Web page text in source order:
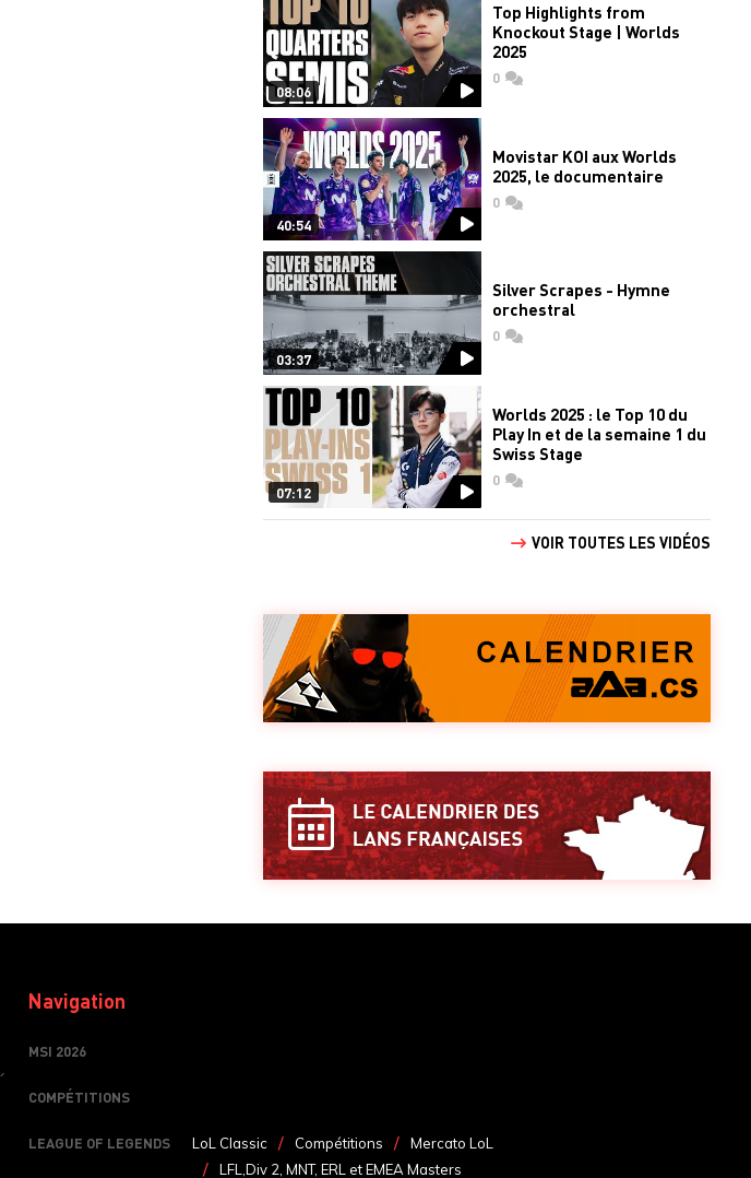
08:06
Top Highlights from
Knockout Stage | Worlds
2025
0commentaires
40:54
Movistar KOI aux Worlds
2025, le documentaire
0commentaires
03:37
Silver Scrapes - Hymne
orchestral
0commentaires
07:12
Worlds 2025 : le Top 10 du
Play In et de la semaine 1 du
Swiss Stage
0commentaires
VOIR TOUTES LES VIDÉOS
Navigation
MSI 2026
COMPÉTITIONS
LEAGUE OF LEGENDS LoL Classic Compétitions
Mercato LoL
LFL,Div 2, MNT, ERL et EMEA Masters